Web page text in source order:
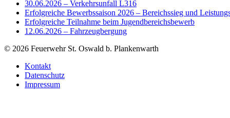
30.06.2026 – Verkehrsunfall L316
Erfolgreiche Bewerbssaison 2026 – Bereichssieg und
Erfolgreiche Teilnahme beim Jugendbereichsbewerb
12.06.2026 – Fahrzeugbergung
© 2026 Feuerwehr St. Oswald b. Plankenwarth
Kontakt
Datenschutz
Impressum